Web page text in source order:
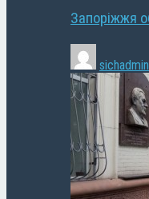
Запоріжжя
sichadmin